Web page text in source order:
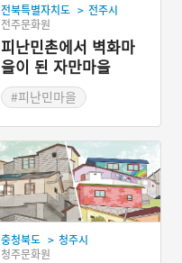
전북특별자치도 > 전주시
전주문화원
피난민촌에서 벽화마
을이 된 자만마을
#피난민마을
충청북도 > 청주시
청주문화원